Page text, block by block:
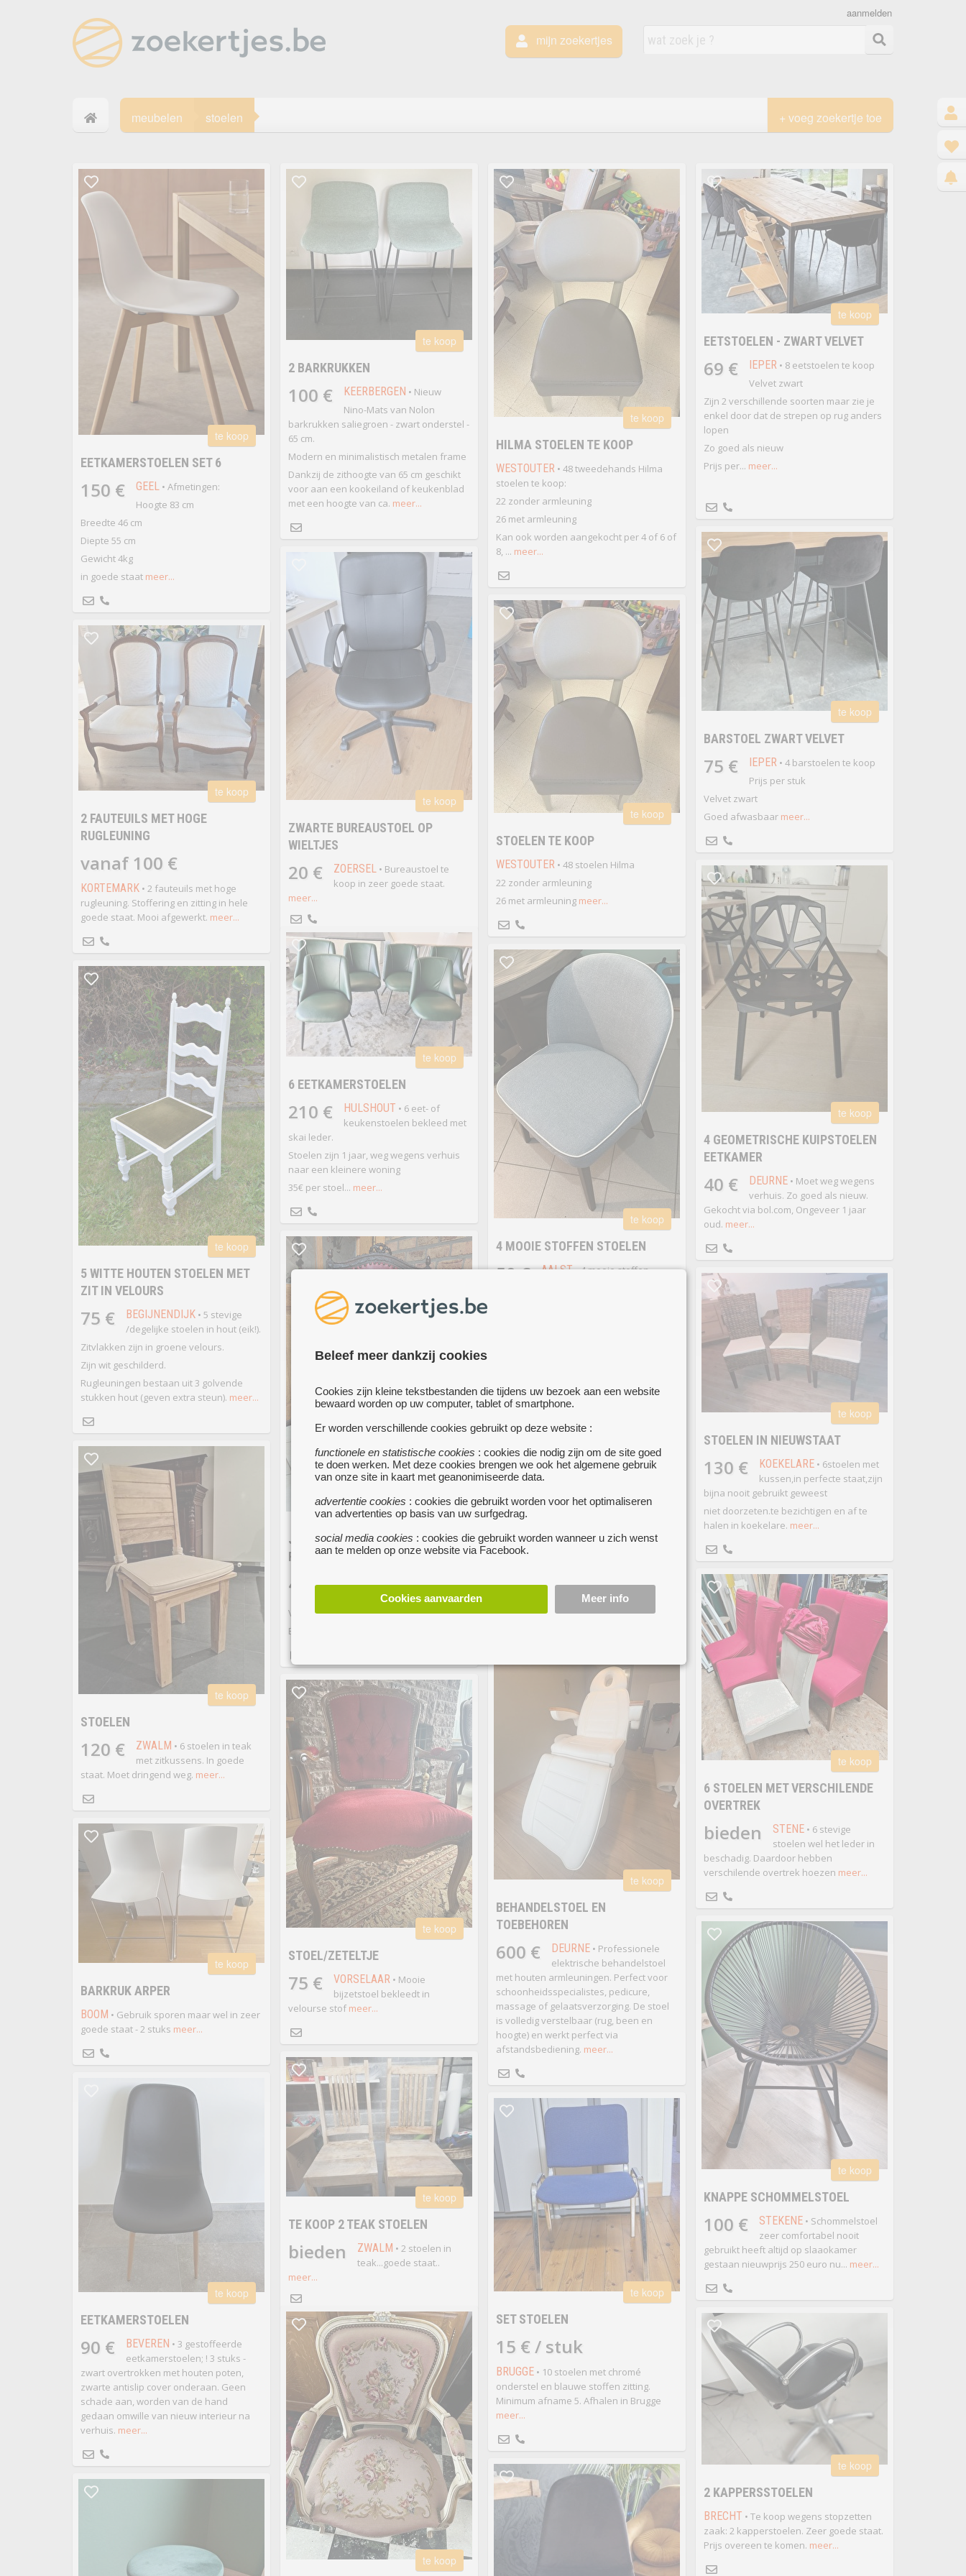
Beleef meer dankzij cookies
Cookies zijn kleine tekstbestanden die tijdens uw bezoek aan een website
bewaard worden op uw computer, tablet of smartphone.
Er worden verschillende cookies gebruikt op deze website :
functionele en statistische cookies : cookies die nodig zijn om de site goed
te doen werken. Met deze cookies brengen we ook het algemene gebruik
van onze site in kaart met geanonimiseerde data.
advertentie cookies : cookies die gebruikt worden voor het optimaliseren
van advertenties op basis van uw surfgedrag.
social media cookies : cookies die gebruikt worden wanneer u zich wenst
aan te melden op onze website via Facebook.
Cookies aanvaarden Meer info
mijn zoekertjes
aanmelden
meubelen stoelen + voeg zoekertje toe
te koop
EETKAMERSTOELEN SET 6
150 € GEEL • Afmetingen:
Hoogte 83 cm
Breedte 46 cm
Diepte 55 cm
Gewicht 4kg
in goede staat meer...
te koop
2 BARKRUKKEN
100 € KEERBERGEN • Nieuw
Nino-Mats van Nolon
barkrukken saliegroen - zwart onderstel -
65 cm.
Modern en minimalistisch metalen frame
Dankzij de zithoogte van 65 cm geschikt
voor aan een kookeiland of keukenblad
met een hoogte van ca. meer...
te koop
HILMA STOELEN TE KOOP
WESTOUTER • 48 tweedehands Hilma
stoelen te koop:
22 zonder armleuning
26 met armleuning
Kan ook worden aangekocht per 4 of 6 of
8, ... meer...
te koop
EETSTOELEN - ZWART VELVET
69 € IEPER • 8 eetstoelen te koop
Velvet zwart
Zijn 2 verschillende soorten maar zie je
enkel door dat de strepen op rug anders
lopen
Zo goed als nieuw
Prijs per... meer...
te koop
BARSTOEL ZWART VELVET
75 € IEPER • 4 barstoelen te koop
Prijs per stuk
Velvet zwart
Goed afwasbaar meer...
te koop
ZWARTE BUREAUSTOEL OP
WIELTJES
20 € ZOERSEL • Bureaustoel te
koop in zeer goede staat.
meer...
te koop
STOELEN TE KOOP
WESTOUTER • 48 stoelen Hilma
22 zonder armleuning
26 met armleuning meer...
te koop
2 FAUTEUILS MET HOGE
RUGLEUNING
vanaf 100 €
KORTEMARK • 2 fauteuils met hoge
rugleuning. Stoffering en zitting in hele
goede staat. Mooi afgewerkt. meer...
te koop
4 GEOMETRISCHE KUIPSTOELEN
EETKAMER
40 € DEURNE • Moet weg wegens
verhuis. Zo goed als nieuw.
Gekocht via bol.com, Ongeveer 1 jaar
oud. meer...
te koop
6 EETKAMERSTOELEN
210 € HULSHOUT • 6 eet- of
keukenstoelen bekleed met
skai leder.
Stoelen zijn 1 jaar, weg wegens verhuis
naar een kleinere woning
35€ per stoel... meer...
te koop
4 MOOIE STOFFEN STOELEN
50 € AALST• 4 mooie stoffen
te koop
5 WITTE HOUTEN STOELEN MET
ZIT IN VELOURS
75 € BEGIJNENDIJK • 5 stevige
/degelijke stoelen in hout (eik!).
Zitvlakken zijn in groene velours.
Zijn wit geschilderd.
Rugleuningen bestaan uit 3 golvende
stukken hout (geven extra steun). meer...
te koop
JAREN '30 ZETEL - HOUT/SKAI -
FAUTEUILLE
45 €
Hout/Skai - fauteuille - € 45
Vrijblijvend te bezichtigen
Enkel ophaling
te koop
STOELEN IN NIEUWSTAAT
130 € KOEKELARE • 6stoelen met
kussen,in perfecte staat,zijn
bijna nooit gebruikt geweest
niet doorzeten.te bezichtigen en af te
halen in koekelare. meer...
5 BARSTOELEN
99 € EVERGEM
lederlook, nieuwprijs vandaag
180€/stoel
Enige beschadiging , slijtage zitting bij 3
van de 5 barstoelen
Hoogte zitting 67cmmeer...
te koop
STOELEN
120 € ZWALM • 6 stoelen in teak
met zitkussens. In goede
staat. Moet dringend weg. meer...
te koop
6 STOELEN MET VERSCHILENDE
OVERTREK
bieden STENE • 6 stevige
stoelen wel het leder in
beschadig. Daardoor hebben
verschilende overtrek hoezen meer...
te koop
BEHANDELSTOEL EN
TOEBEHOREN
600 € DEURNE • Professionele
elektrische behandelstoel
met houten armleuningen. Perfect voor
schoonheidsspecialistes, pedicure,
massage of gelaatsverzorging. De stoel
is volledig verstelbaar (rug, been en
hoogte) en werkt perfect via
afstandsbediening. meer...
te koop
STOEL/ZETELTJE
75 € VORSELAAR • Mooie
bijzetstoel bekleedt in
velourse stof meer...
te koop
BARKRUK ARPER
BOOM • Gebruik sporen maar wel in zeer
goede staat - 2 stuks meer...
te koop
KNAPPE SCHOMMELSTOEL
100 € STEKENE • Schommelstoel
zeer comfortabel nooit
gebruikt heeft altijd op slaaokamer
gestaan nieuwprijs 250 euro nu... meer...
te koop
TE KOOP 2 TEAK STOELEN
bieden ZWALM • 2 stoelen in
teak...goede staat..
meer...
te koop
EETKAMERSTOELEN
90 € BEVEREN • 3 gestoffeerde
eetkamerstoelen; ! 3 stuks -
zwart overtrokken met houten poten,
zwarte antislip cover onderaan. Geen
schade aan, worden van de hand
gedaan omwille van nieuw interieur na
verhuis. meer...
te koop
SET STOELEN
15 € / stuk
BRUGGE • 10 stoelen met chromé
onderstel en blauwe stoffen zitting.
Minimum afname 5. Afhalen in Brugge
meer...
te koop
te koop
2 KAPPERSSTOELEN
BRECHT • Te koop wegens stopzetten
zaak: 2 kapperstoelen. Zeer goede staat.
Prijs overeen te komen. meer...